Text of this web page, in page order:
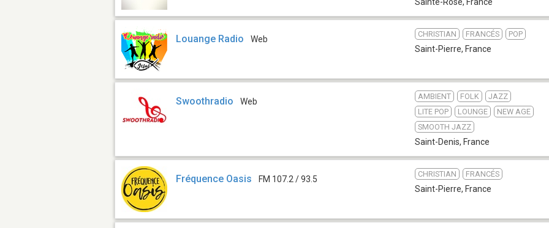
Louange Radio Web
CHRISTIAN FRANCÉS POP
Saint-Pierre, France
Swoothradio Web
AMBIENT FOLK
JAZZ
LITE POP
LOUNGE
NEW AGE
SMOOTH JAZZ
Saint-Denis, France
Fréquence Oasis FM 107.2 / 93.5
CHRISTIAN FRANCÉS
Saint-Pierre, France